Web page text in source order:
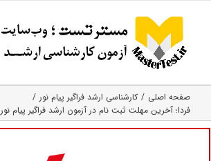
content
صفحه اصلی
کارشناسی ارشد فراگیر پیام نور
فردا؛ آخرین مهلت ثبت نام در آزمون ارشد فراگیر پیام نور ۹۶